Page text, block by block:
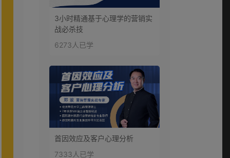
3小时精通基于心理学的营销实
战必杀技
6273人已学
首因效应及客户心理分析
7333人已学